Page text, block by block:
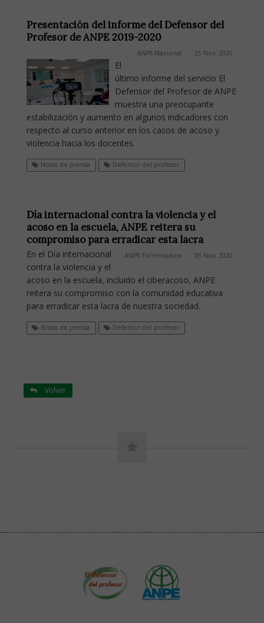
Presentación del informe del Defensor del
Profesor de ANPE 2019-2020
ANPE-Nacional 25 Nov, 2020
El
último informe del servicio El
Defensor del Profesor de ANPE
muestra una preocupante
estabilización y aumento en algunos indicadores con
respecto al curso anterior en los casos de acoso y
violencia hacia los docentes.
Notas de prensa Defensor del profesor
Día internacional contra la violencia y el
acoso en la escuela, ANPE reitera su
compromiso para erradicar esta lacra
ANPE-Extremadura 05 Nov, 2020
En el Día internacional
contra la violencia y el
acoso en la escuela, incluido el ciberacoso, ANPE
reitera su compromiso con la comunidad educativa
para erradicar esta lacra de nuestra sociedad.
Notas de prensa Defensor del profesor
Volver